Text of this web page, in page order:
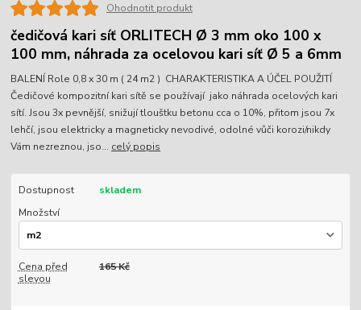
Ohodnotit produkt
čedičová kari síť ORLITECH Ø 3 mm oko 100 x
100 mm, náhrada za ocelovou kari síť Ø 5 a 6mm
BALENÍ Role 0,8 x 30 m ( 24 m2 ) CHARAKTERISTIKA A ÚČEL POUŽITÍ
Čedičové kompozitní kari sítě se používají jako náhrada ocelových kari
sítí. Jsou 3x pevnější, snižují tlouštku betonu cca o 10%, přitom jsou 7x
lehčí, jsou elektricky a magneticky nevodivé, odolné vůči korozi/nikdy
Vám nezreznou, jso... celý popis
Dostupnost
skladem
Množství
Cena před
slevou
165 Kč